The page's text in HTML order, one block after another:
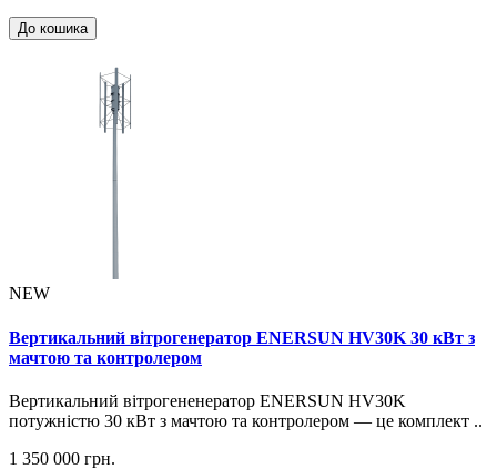
До кошика
NEW
Вертикальний вітрогенератор ENERSUN HV30K 30 кВт з
мачтою та контролером
Вертикальний вітрогененератор ENERSUN HV30K
потужністю 30 кВт з мачтою та контролером — це комплект ..
1 350 000 грн.